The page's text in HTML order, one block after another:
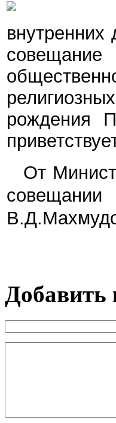
внутренних
рождения
От
Добавить